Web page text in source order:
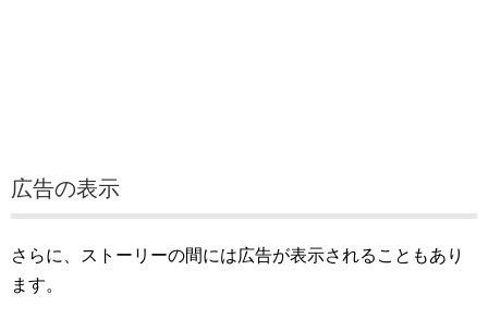
広告の表示
さらに、ストーリーの間には広告が表示されることもあり
ます。